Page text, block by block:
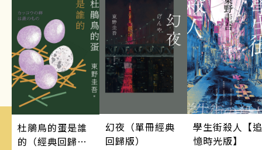
杜鵑鳥的蛋是誰
的（經典回歸
幻夜（單冊經典
回歸版）
學生街殺人【追
憶時光版】